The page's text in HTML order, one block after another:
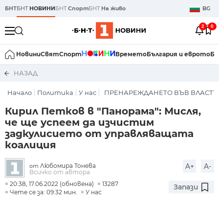
БНТБНТ НОВИНИБНТСпортБНТ На живо BG
2 0
НовиниСвятСпорт ВреметоБългария и еврото
НАЗАД
Начало Политика У нас ПРЕНАРЕЖДАНЕТО ВЪВ
Кирил Петков в "Панорама": Мисля,
че ще успеем да изчистим
задкулисието от управляващата
коалиция
от Любомира Тонева
Всичко от автора
A+ A-
20:38, 17.06.2022 (обновена)
13287
Чете се за: 09:32 мин.
У нас
Запази